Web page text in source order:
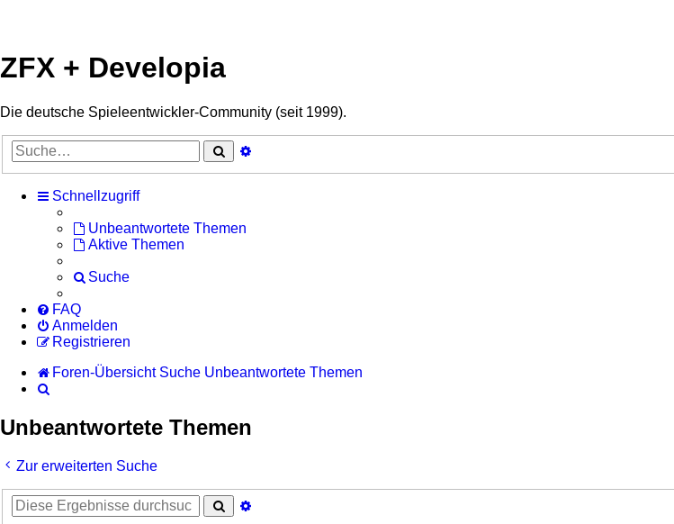
ZFX + Developia
Die deutsche Spieleentwickler-Community (seit 1999).
Suche
Schnellzugriff
Unbeantwortete Themen
Aktive Themen
Suche
FAQ
Anmelden
Registrieren
Foren-Übersicht Suche Unbeantwortete Themen
Unbeantwortete Themen
Zur erweiterten Suche
Suche